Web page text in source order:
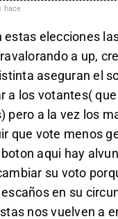
hace
estas elecciones
a up,
aseguran el
a los votantes(
pero a la vez los
que vote menos
aqui hay
su voto
en su
nos vuelven a